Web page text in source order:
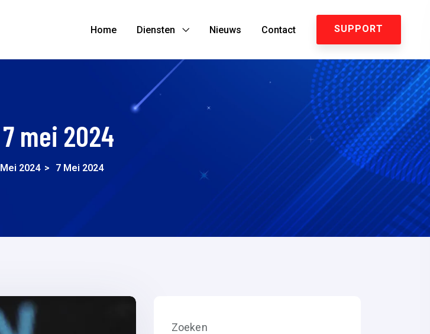
Home Diensten Nieuws Contact SUPPORT
7 mei 2024
Mei 2024 > 7 Mei 2024
Zoeken